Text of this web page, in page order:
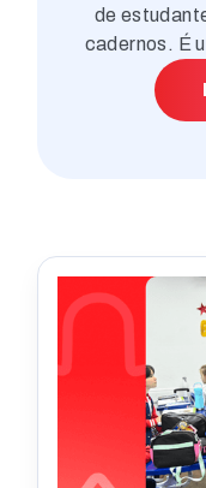
de
cadernos. É
nesse ritmo,
super
regular é uma
estar
explorar juntos
a brincadeira
para
promovendo